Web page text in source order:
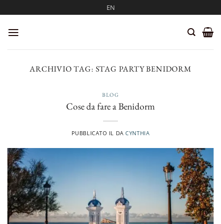
ai
contenuti
EN
ARCHIVIO TAG: STAG PARTY BENIDORM
BLOG
Cose da fare a Benidorm
PUBBLICATO IL DACYNTHIA